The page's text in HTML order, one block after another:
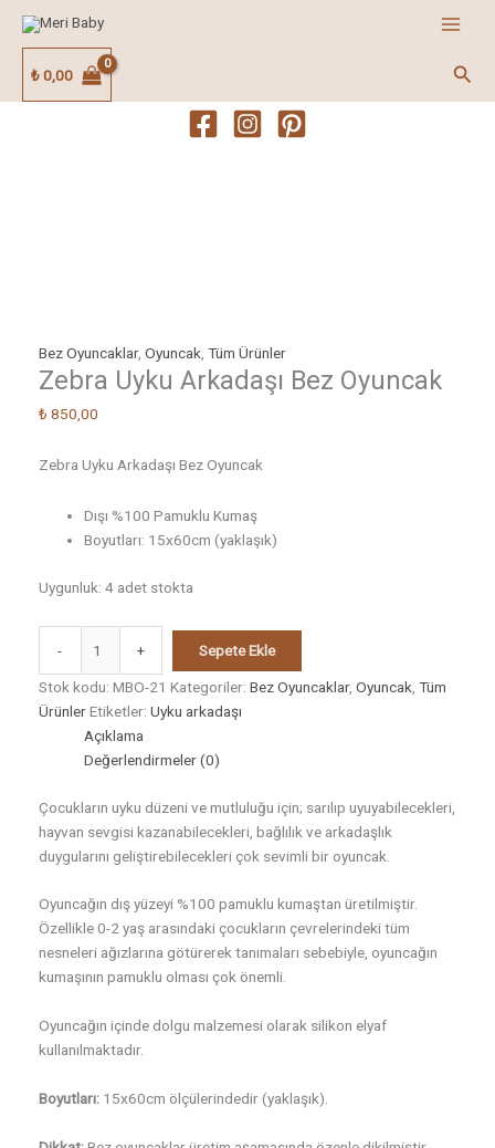
atla
₺0,00
Bez Oyuncaklar, Oyuncak, Tüm Ürünler
Zebra Uyku Arkadaşı Bez Oyuncak
₺ 850,00
Zebra Uyku Arkadaşı Bez Oyuncak
Dışı %100 Pamuklu Kumaş
Boyutları: 15x60cm (yaklaşık)
Uygunluk: 4 adet stokta
-
Uyku
Bez
+ Sepete Ekle
Stok kodu: MBO-21 Kategoriler: Bez Oyuncaklar, Oyuncak Tüm
Ürünler Etiketler: Uyku arkadaşı
Açıklama
Değerlendirmeler (0)
Çocukların uyku düzeni ve mutluluğu için; sarılıp uyuyabilecekleri,
hayvan sevgisi kazanabilecekleri, bağlılık ve arkadaşlık
duygularını geliştirebilecekleri çok sevimli bir oyuncak.
Oyuncağın dış yüzeyi %100 pamuklu kumaştan üretilmiştir.
Özellikle 0-2 yaş arasındaki çocukların çevrelerindeki tüm
nesneleri ağızlarına götürerek tanımaları sebebiyle, oyuncağın
kumaşının pamuklu olması çok önemli.
Oyuncağın içinde dolgu malzemesi olarak silikon elyaf
kullanılmaktadır.
Boyutları:15x60cm ölçülerindedir (yaklaşık).